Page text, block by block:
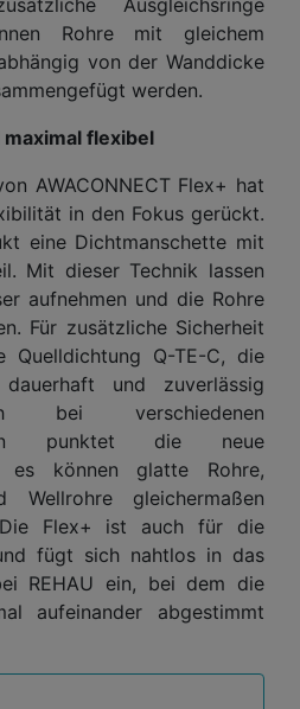
Rohre mit gleichem
von der Wanddicke
werden.
maximal flexibel
AWACONNECT Flex+ hat
in den Fokus gerückt.
eine Dichtmanschette mit
Mit dieser Technik lassen
aufnehmen und die Rohre
Für zusätzliche Sicherheit
Quelldichtung Q-TE-C, die
und zuverlässig
bei verschiedenen
punktet die neue
es können glatte Rohre,
gleichermaßen
Flex+ ist auch für die
fügt sich nahtlos in das
REHAU ein, bei dem die
aufeinander abgestimmt